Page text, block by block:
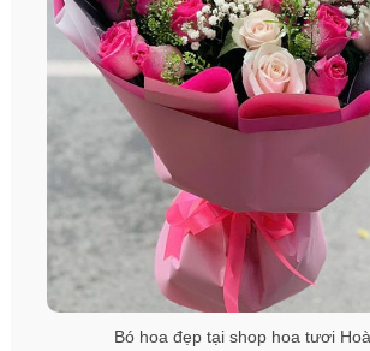
Bó hoa đẹp tại shop hoa tươi